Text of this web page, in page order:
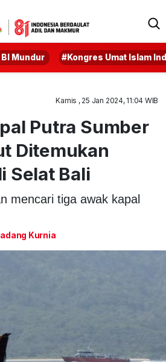
Mundur #Kongres Umat Islam
Kamis , 25 Jan 2024, 11:04 WIB
Putra Sumber
Ditemukan
Selat Bali
mencari tiga awak kapal
Kurnia